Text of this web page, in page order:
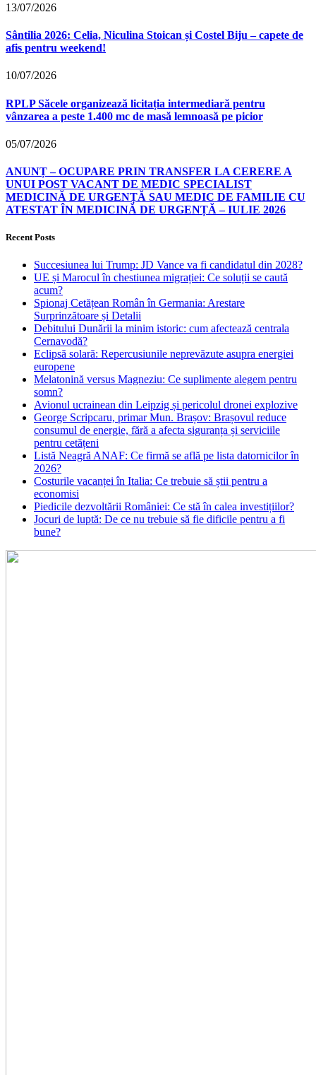
13/07/2026
Sântilia 2026: Celia, Niculina Stoican și Costel Biju – capete de
afis pentru weekend!
10/07/2026
RPLP Săcele organizează licitația intermediară pentru
vânzarea a peste 1.400 mc de masă lemnoasă pe picior
05/07/2026
ANUNȚ – OCUPARE PRIN TRANSFER LA CERERE A
UNUI POST VACANT DE MEDIC SPECIALIST
MEDICINĂ DE URGENȚĂ SAU MEDIC DE FAMILIE CU
ATESTAT ÎN MEDICINĂ DE URGENȚĂ – IULIE 2026
Recent Posts
Succesiunea lui Trump: JD Vance va fi candidatul din 2028?
UE și Marocul în chestiunea migrației: Ce soluții se caută
acum?
Spionaj Cetățean Român în Germania: Arestare
Surprinzătoare și Detalii
Debitului Dunării la minim istoric: cum afectează centrala
Cernavodă?
Eclipsă solară: Repercusiunile neprevăzute asupra energiei
europene
Melatonină versus Magneziu: Ce suplimente alegem pentru
somn?
Avionul ucrainean din Leipzig și pericolul dronei explozive
George Scripcaru, primar Mun. Brașov: Brașovul reduce
consumul de energie, fără a afecta siguranța și serviciile
pentru cetățeni
Listă Neagră ANAF: Ce firmă se află pe lista datornicilor în
2026?
Costurile vacanței în Italia: Ce trebuie să știi pentru a
economisi
Piedicile dezvoltării României: Ce stă în calea investițiilor?
Jocuri de luptă: De ce nu trebuie să fie dificile pentru a fi
bune?